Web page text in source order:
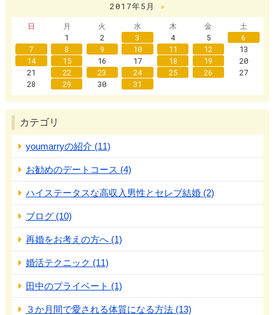
2017年5月
»
日
月 火 水 木 金
土
1
2 3 4 5
6
7
8 9 10 11 12
13
14
15 16 17 18 19
20
21
22 23 24 25 26
27
28
29 30 31
カテゴリ
youmarryの紹介 (11)
お勧めのデートコース (4)
ハイステータスな高収入男性とセレブ結婚 (2)
ブログ (10)
再婚をお考えの方へ (1)
婚活テクニック (11)
田中のプライベート (1)
３か月間で愛される体質になる方法 (13)